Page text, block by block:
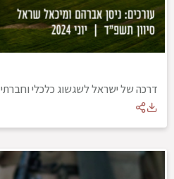
דרכה של ישראל לשגשוג כלכלי וחברתי